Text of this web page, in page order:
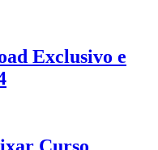
Exclusivo e